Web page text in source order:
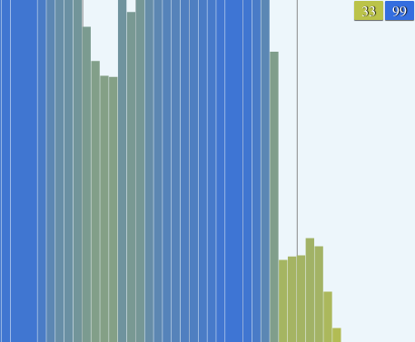
33 99